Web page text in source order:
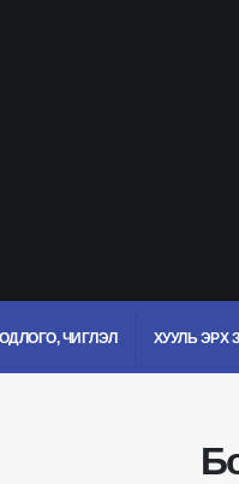
ЧИГЛЭЛ ХУУЛЬ ЭРХ